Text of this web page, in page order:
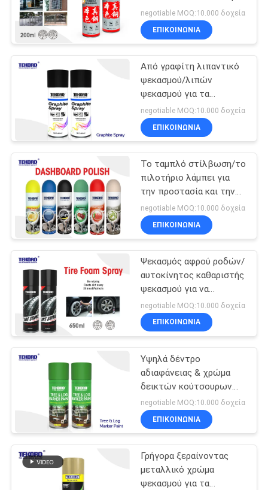
ΠΟΛΙΤΙΚΉ
ΑΠΟΡΡΉΤΟΥ
Ψεκασμός
προσοχής
αυτοκινήτων
25
Λιπαντικό λιπών
ψεκασμού
23
Καθαριστής
ηλεκτρονικής
αερολύματος
8
Εγχώριο αερόλυμα
σμίλευση/το ράγισμα/
την αποφλοίωση
negotiable MOQ:10.000 δοχεία
ΕΠΙΚΟΙΝΩΝΊΑ
Από γραφίτη λιπαντικό
ψεκασμού/λιπών
ψεκασμού για τα
στολίσματα/τις
μηχανές/τον εξοπλισμό
χειρισμού
negotiable MOQ:10.000 δοχεία
ΕΠΙΚΟΙΝΩΝΊΑ
Το ταμπλό στίλβωση/το
πιλοτήριο λάμπει για
την προστασία και την
αποκατάσταση των
αυτοκίνητων πλαστικών
μερών
negotiable MOQ:10.000 δοχεία
ΕΠΙΚΟΙΝΩΝΊΑ
Ψεκασμός αφρού ροδών/
αυτοκίνητος καθαριστής
ψεκασμού για να
ανυψώσει μακριά το
σκληρό ρύπο χωρίς
τρίψιμο
negotiable MOQ:10.000 δοχεία
ΕΠΙΚΟΙΝΩΝΊΑ
Υψηλά δέντρο
αδιαφάνειας & χρώμα
δεικτών κούτσουρων
για όλους φυσικούς και
τις εφαρμογές ξυλείας
περικοπών
negotiable MOQ:10.000 δοχεία
ΕΠΙΚΟΙΝΩΝΊΑ
Γρήγορα ξεραίνοντας
μεταλλικό χρώμα
ψεκασμού για τα